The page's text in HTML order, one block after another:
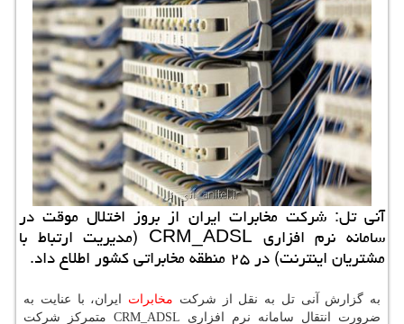
آنی تل: شركت مخابرات ایران از بروز اختلال موقت در
سامانه نرم افزاری CRM_ADSL (مدیریت ارتباط با
مشتریان اینترنت) در ۲۵ منطقه مخابراتی كشور اطلاع داد.
به گزارش آنی تل به نقل از شركت مخابرات ایران، با عنایت به
ضرورت انتقال سامانه نرم افزاری CRM_ADSL متمركز شركت